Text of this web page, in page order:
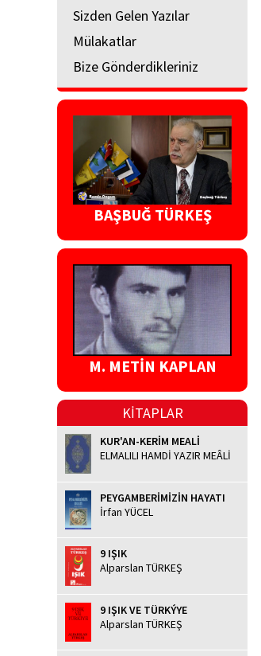
Sizden Gelen Yazılar
Mülakatlar
Bize Gönderdikleriniz
BAŞBUĞ TÜRKEŞ
M. METİN KAPLAN
KİTAPLAR
KUR'AN-KERİM MEALİ
ELMALILI HAMDİ YAZIR MEÂLİ
PEYGAMBERİMİZİN HAYATI
İrfan YÜCEL
9 IŞIK
Alparslan TÜRKEŞ
9 IŞIK VE TÜRKÝYE
Alparslan TÜRKEŞ